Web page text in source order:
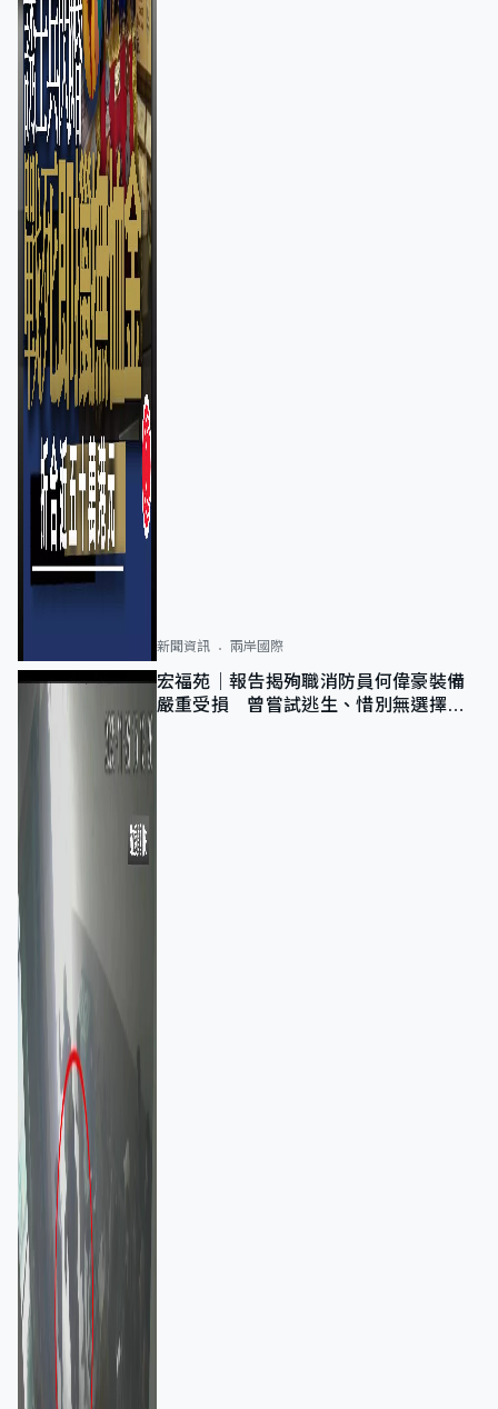
新聞資訊 兩岸國際
宏福苑｜報告揭殉職消防員何偉豪裝備
嚴重受損 曾嘗試逃生、惜別無選擇下